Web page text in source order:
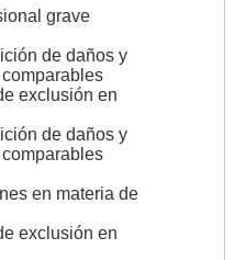
grave
de daños y
exclusión en
de daños y
en materia de
exclusión en